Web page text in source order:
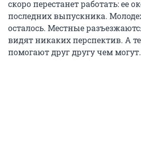
скоро перестанет работать: ее
последних выпускника.
осталось. Местные
видят никаких перспектив. А
помогают друг другу чем могут.